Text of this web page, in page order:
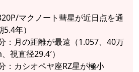
マクノート彗星が近日点を通
年）
：月の距離が最遠（1.057、40万
視直径29.4′）
：カシオペヤ座RZ星が極小